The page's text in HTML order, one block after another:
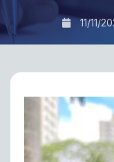
11/11/